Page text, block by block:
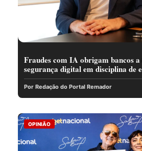
Fraudes com IA obrigam bancos
segurança digital em disciplina de
Por Redação do Portal Remador
OPINIÃO